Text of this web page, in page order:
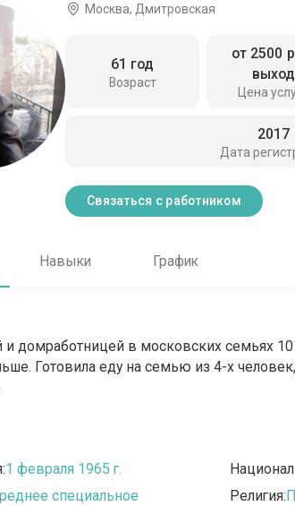
Москва, Дмитровская
Возраст
61 год
Цена
от 2500
выход
Дата
2017
Связаться с работником
Навыки График
и домработницей в московских семьях
Готовила еду на семью из 4-х
1 февраля 1965 г.
специальное
Религия: